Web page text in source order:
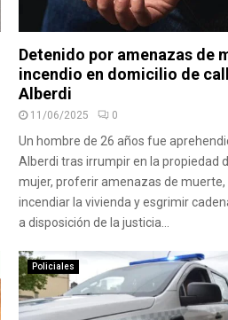
Detenido por amenazas de
incendio en domicilio de
Alberdi
11/06/2025 0
Un hombre de 26 años fue
Alberdi tras irrumpir en la propiedad
mujer, proferir amenazas de muerte,
incendiar la vivienda y esgrimir
a disposición de la justicia...
Policiales